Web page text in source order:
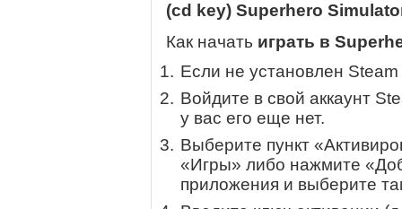
(cd key) Superhero
Как начать играть в
Если не установлен
Войдите в свой аккаунт
у вас его еще нет.
Выберите пункт
«Игры» либо нажмите
приложения и выберите